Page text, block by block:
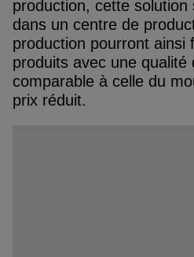
production, cette solution
dans un centre de
production pourront ainsi
produits avec une qualité
comparable à celle du
prix réduit.